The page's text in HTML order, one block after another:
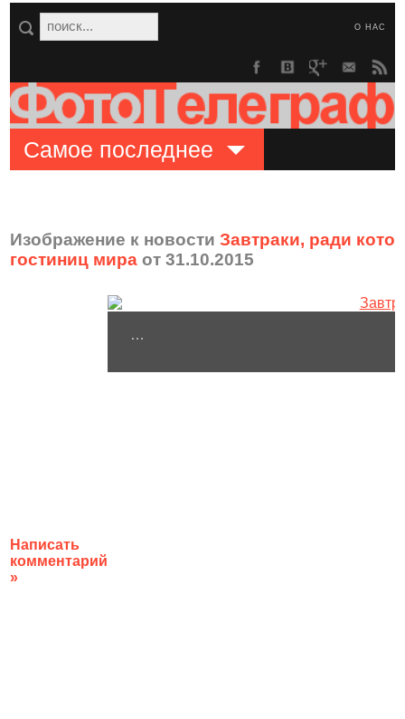
О НАС
Самое последнее
Изображение к новостиЗавтраки, ради
гостиниц мира от 31.10.2015
Написать
комментарий
»
…